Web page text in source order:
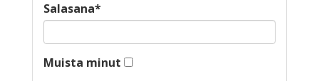
Salasana*
Muista minut